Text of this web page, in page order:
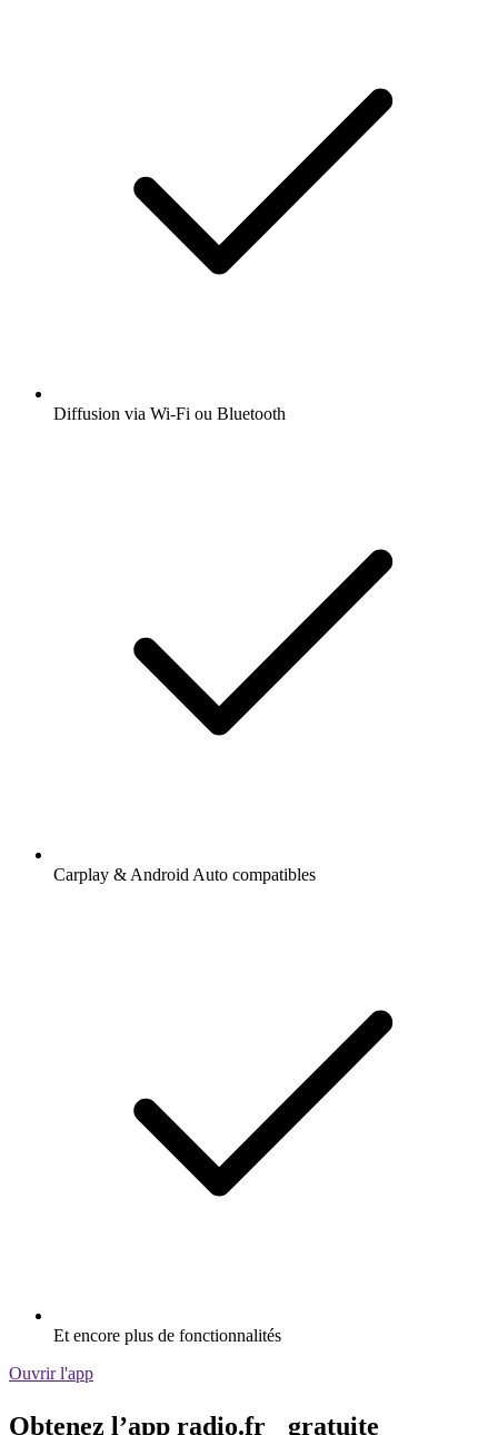
Diffusion via Wi-Fi ou Bluetooth
Carplay & Android Auto compatibles
Et encore plus de fonctionnalités
Ouvrir l'app
Obtenez l’app radio.fr gratuite